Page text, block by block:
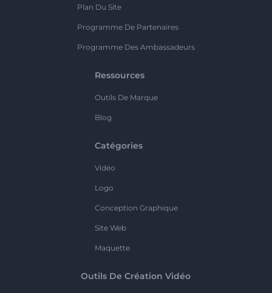
Plan Du Site
Programme De Partenaires
Programme Des Ambassadeurs
Ressources
Outils De Marque
Blog
Catégories
Vidéo
Logo
Conception Graphique
Site Web
Maquette
Outils De Création Vidéo